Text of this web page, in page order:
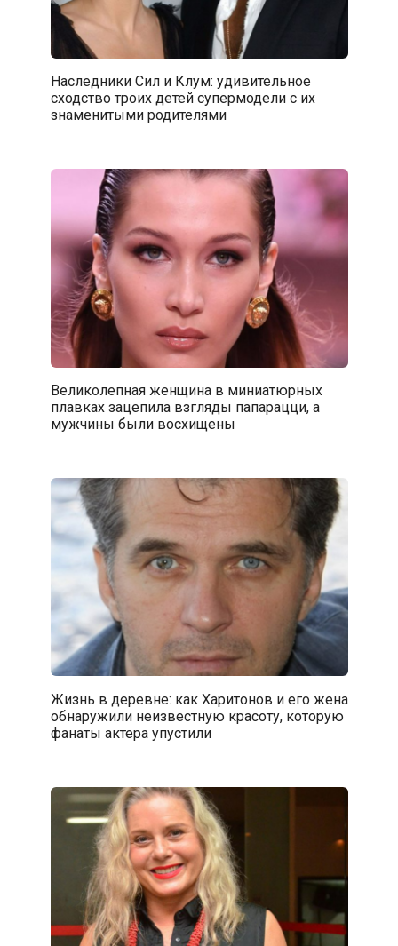
Наследники Сил и Клум: удивительное
сходство троих детей супермодели с их
знаменитыми родителями
Великолепная женщина в миниатюрных
плавках зацепила взгляды папарацци, а
мужчины были восхищены
Жизнь в деревне: как Харитонов и его жена
обнаружили неизвестную красоту, которую
фанаты актера упустили